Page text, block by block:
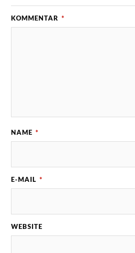
KOMMENTAR *
NAME *
E-MAIL *
WEBSITE